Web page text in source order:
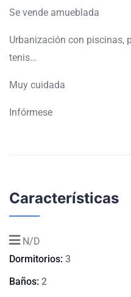
Se vende amueblada
Urbanización con piscinas,
tenis…
Muy cuidada
Infórmese
Características
N/D
Dormitorios: 3
Baños: 2